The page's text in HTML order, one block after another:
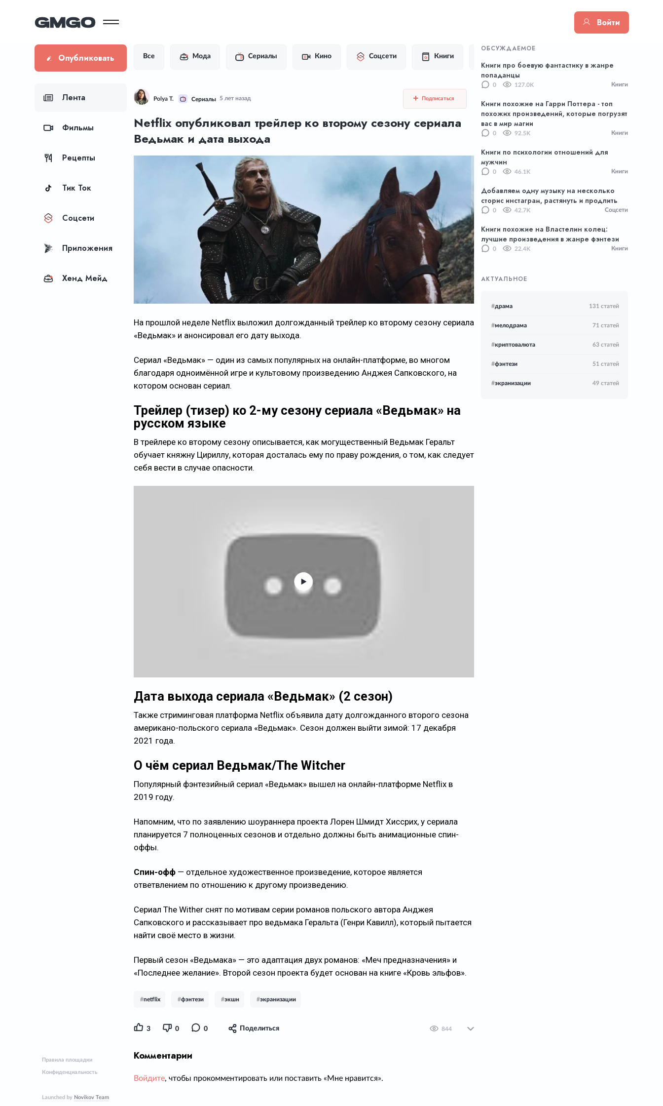
Войти
Опубликовать
Лента
Фильмы
Рецепты
Тик Ток
Соцсети
Приложения
Хенд Мейд
Правила площадки
Конфиденциальность
Launched by Novikov Team
Все Мода Сериалы Кино Соцсети Книги
Polya T. Сериалы 5 лет назад Подписаться
Netflix опубликовал трейлер ко второму сезону сериала
Ведьмак и дата выхода
На прошлой неделе Netflix выложил долгожданный трейлер ко второму сезону сериала
«Ведьмак» и анонсировал его дату выхода.
Сериал «Ведьмак» — один из самых популярных на онлайн-платформе, во многом
благодаря одноимённой игре и культовому произведению Анджея Сапковского, на
котором основан сериал.
Трейлер (тизер) ко 2-му сезону сериала «Ведьмак» на
русском языке
В трейлере ко второму сезону описывается, как могущественный Ведьмак Геральт
обучает княжну Цириллу, которая досталась ему по праву рождения, о том, как следует
себя вести в случае опасности.
Дата выхода сериала «Ведьмак» (2 сезон)
Также стриминговая платформа Netflix объявила дату долгожданного второго сезона
американо-польского сериала «Ведьмак». Сезон должен выйти зимой: 17 декабря
2021 года.
О чём сериал Ведьмак/The Witcher
Популярный фэнтезийный сериал «Ведьмак» вышел на онлайн-платформе Netflix в
2019 году.
Напомним, что по заявлению шоураннера проекта Лорен Шмидт Хиссрих, у сериала
планируется 7 полноценных сезонов и отдельно должны быть анимационные спин-
оффы.
Спин-офф — отдельное художественное произведение, которое является
ответвлением по отношению к другому произведению.
Сериал The Wither снят по мотивам серии романов польского автора Анджея
Сапковского и рассказывает про ведьмака Геральта (Генри Кавилл), который пытается
найти своё место в жизни.
Первый сезон «Ведьмака» — это адаптация двух романов: «Меч предназначения» и
«Последнее желание». Второй сезон проекта будет основан на книге «Кровь эльфов».
#netflix #фэнтези #экшн #экранизации
3 0 0 Поделиться 844
Комментарии
Войдите, чтобы прокомментировать или поставить «Мне нравится».
ОБСУЖДАЕМОЕ
Книги про боевую фантастику в жанре
попаданцы
0 127.0K Книги
Книги похожие на Гарри Поттера - топ
похожих произведений, которые погрузят
вас в мир магии
0 92.5K Книги
Книги по психологии отношений для
мужчин
0 46.1K Книги
Добавляем одну музыку на несколько
сторис инстаграм, растянуть и продлить
0 42.7K Соцсети
Книги похожие на Властелин колец:
лучшие произведения в жанре фэнтези
0 22.4K Книги
АКТУАЛЬНОЕ
#драма 131 статей
#мелодрама 71 статей
#криптовалюта 63 статей
#фэнтези 51 статей
#экранизации 49 статей